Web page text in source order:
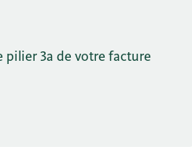
pilier 3a de votre facture